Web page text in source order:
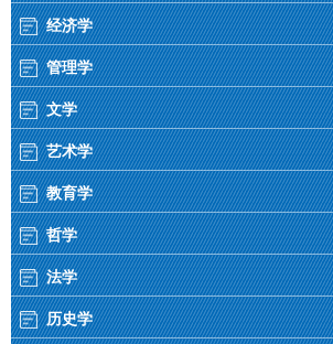
经济学
管理学
文学
艺术学
教育学
哲学
法学
历史学